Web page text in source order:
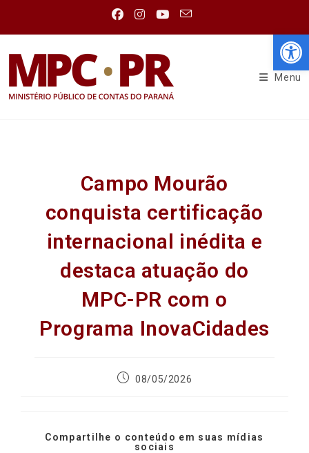
Menu
Campo Mourão
conquista certificação
internacional inédita e
destaca atuação do
MPC-PR com o
Programa InovaCidades
08/05/2026
Compartilhe o conteúdo em suas mídias
sociais